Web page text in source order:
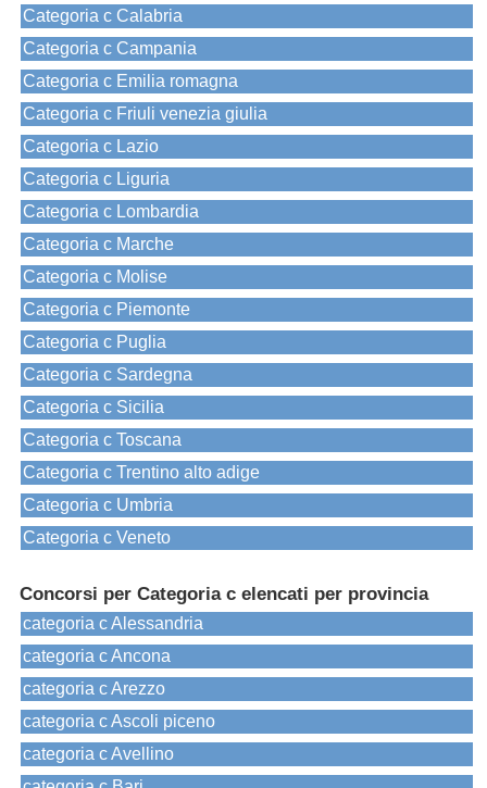
Categoria c Calabria
Categoria c Campania
Categoria c Emilia romagna
Categoria c Friuli venezia giulia
Categoria c Lazio
Categoria c Liguria
Categoria c Lombardia
Categoria c Marche
Categoria c Molise
Categoria c Piemonte
Categoria c Puglia
Categoria c Sardegna
Categoria c Sicilia
Categoria c Toscana
Categoria c Trentino alto adige
Categoria c Umbria
Categoria c Veneto
Concorsi per Categoria c elencati per provincia
categoria c Alessandria
categoria c Ancona
categoria c Arezzo
categoria c Ascoli piceno
categoria c Avellino